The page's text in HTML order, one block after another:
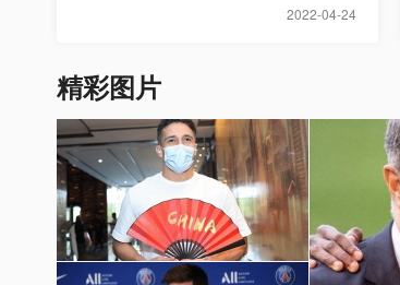
2022-04-24
精彩图片
国足世预赛12强赛图片